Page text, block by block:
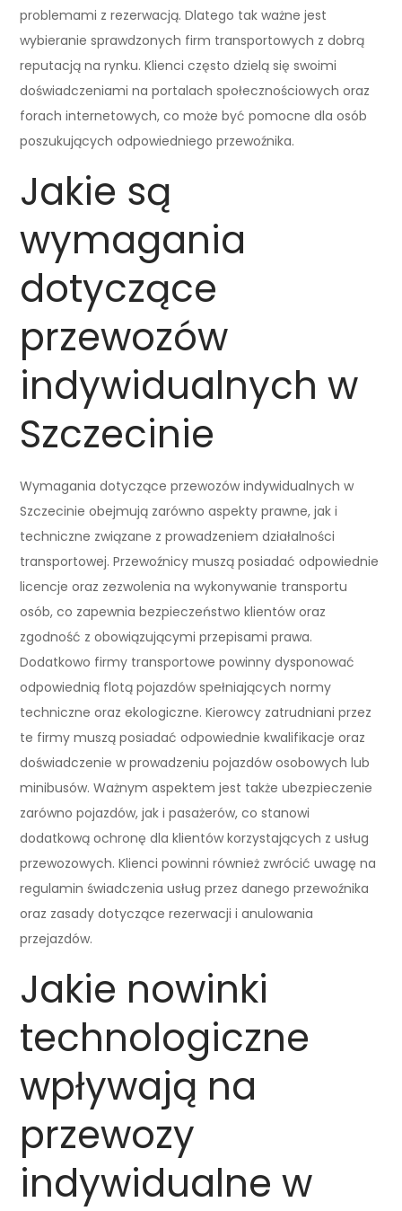
problemami z rezerwacją. Dlatego tak ważne jest
wybieranie sprawdzonych firm transportowych z dobrą
reputacją na rynku. Klienci często dzielą się swoimi
doświadczeniami na portalach społecznościowych oraz
forach internetowych, co może być pomocne dla osób
poszukujących odpowiedniego przewoźnika.
Jakie są
wymagania
dotyczące
przewozów
indywidualnych w
Szczecinie
Wymagania dotyczące przewozów indywidualnych w
Szczecinie obejmują zarówno aspekty prawne, jak i
techniczne związane z prowadzeniem działalności
transportowej. Przewoźnicy muszą posiadać odpowiednie
licencje oraz zezwolenia na wykonywanie transportu
osób, co zapewnia bezpieczeństwo klientów oraz
zgodność z obowiązującymi przepisami prawa.
Dodatkowo firmy transportowe powinny dysponować
odpowiednią flotą pojazdów spełniających normy
techniczne oraz ekologiczne. Kierowcy zatrudniani przez
te firmy muszą posiadać odpowiednie kwalifikacje oraz
doświadczenie w prowadzeniu pojazdów osobowych lub
minibusów. Ważnym aspektem jest także ubezpieczenie
zarówno pojazdów, jak i pasażerów, co stanowi
dodatkową ochronę dla klientów korzystających z usług
przewozowych. Klienci powinni również zwrócić uwagę na
regulamin świadczenia usług przez danego przewoźnika
oraz zasady dotyczące rezerwacji i anulowania
przejazdów.
Jakie nowinki
technologiczne
wpływają na
przewozy
indywidualne w